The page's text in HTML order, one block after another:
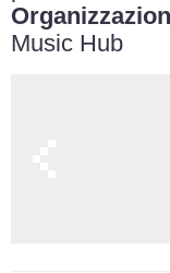
Music Hub